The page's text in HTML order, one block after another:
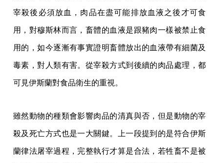
宰殺後必須放血，肉品在盡可能排放血液之後才可食
用，對穆斯林而言，畜體的血液是跟豬肉一樣被禁止食
用的，如今逐漸有事實證明畜體放出的血液帶有細菌及
毒素，對人類有害。從宰殺方式到後續的肉品處理，都
可見伊斯蘭對食品衛生的重視。
雖然動物的種類會影響肉品的清真與否，但是動物的宰
殺及死亡方式也是一大關鍵。上一段提到的是符合伊斯
蘭律法屠宰過程，完整執行才算是合法，若牲畜不是被